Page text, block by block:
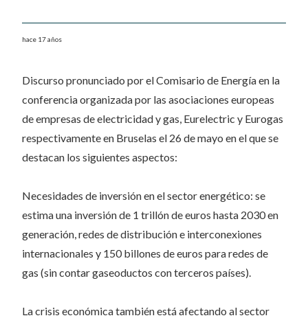
hace 17 años
Discurso pronunciado por el Comisario de Energía en la
conferencia organizada por las asociaciones europeas
de empresas de electricidad y gas, Eurelectric y Eurogas
respectivamente en Bruselas el 26 de mayo en el que se
destacan los siguientes aspectos:
Necesidades de inversión en el sector energético: se
estima una inversión de 1 trillón de euros hasta 2030 en
generación, redes de distribución e interconexiones
internacionales y 150 billones de euros para redes de
gas (sin contar gaseoductos con terceros países).
La crisis económica también está afectando al sector